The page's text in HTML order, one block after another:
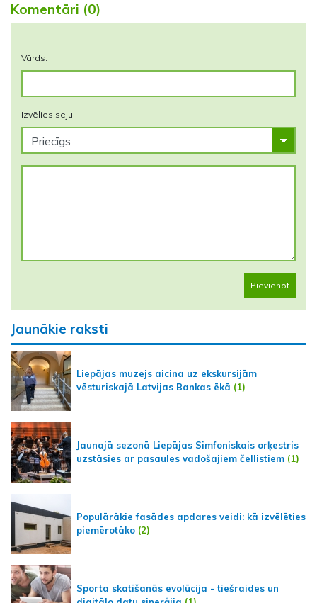
Komentāri (0)
Vārds:
Izvēlies seju:
Pievienot
Jaunākie raksti
Liepājas muzejs aicina uz ekskursijām
vēsturiskajā Latvijas Bankas ēkā (1)
Jaunajā sezonā Liepājas Simfoniskais orķestris
uzstāsies ar pasaules vadošajiem čellistiem (1)
Populārākie fasādes apdares veidi: kā izvēlēties
piemērotāko (2)
Sporta skatīšanās evolūcija - tiešraides un